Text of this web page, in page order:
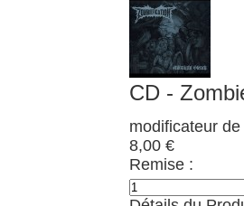
CD -
modificateur
8,00 €
Remise :